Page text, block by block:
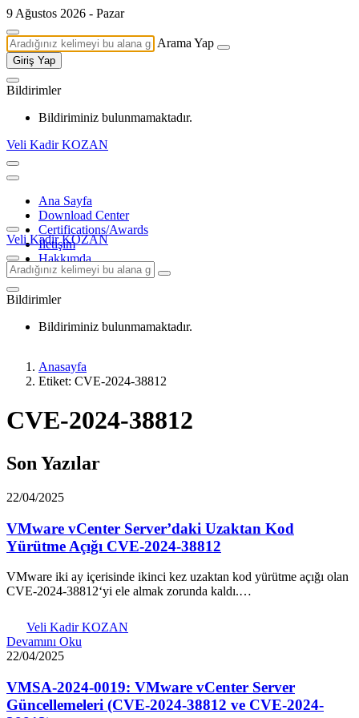
9 Ağustos 2026 - Pazar
Arama Yap
Giriş Yap
Bildirimler
Bildiriminiz bulunmamaktadır.
Veli Kadir KOZAN
Ana Sayfa
Download Center
Certifications/Awards
İletişim
Hakkımda
Veli Kadir KOZAN
Bildirimler
Bildiriminiz bulunmamaktadır.
Anasayfa
Etiket: CVE-2024-38812
CVE-2024-38812
Son Yazılar
22/04/2025
VMware vCenter Server’daki Uzaktan Kod
Yürütme Açığı CVE-2024-38812
VMware iki ay içerisinde ikinci kez uzaktan kod yürütme açığı olan
CVE-2024-38812‘yi ele almak zorunda kaldı.…
Veli Kadir KOZAN
Devamını Oku
22/04/2025
VMSA-2024-0019: VMware vCenter Server
Güncellemeleri (CVE-2024-38812 ve CVE-2024-